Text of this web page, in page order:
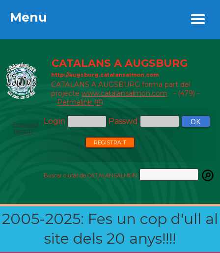
Menu
CATALANS A AUGSBURG
http://augsburg.catalansalmon.com
CATALANS A AUGSBURG forma part del
projecte www.catalansalmon.com - (479) -
Permalink (#)
Login Passwd
Password
perdut?
REGISTRA'T
Buscar ciutat de CATALANSALMON:
2005-2025: Fes un cop d'ull al
site dels 20 anys!!!!
Menu